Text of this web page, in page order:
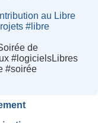
au Libre
#libre
de
#logicielsLibres
#soirée